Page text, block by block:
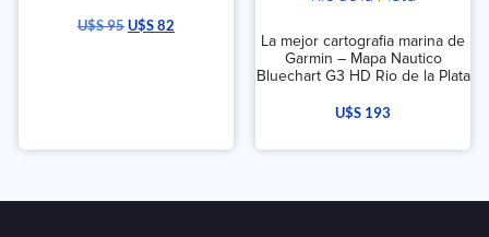
U$S95U$S82
La mejor cartografia marina de
Garmin – Mapa Nautico
Bluechart G3 HD Rio de la Plata
U$S 193